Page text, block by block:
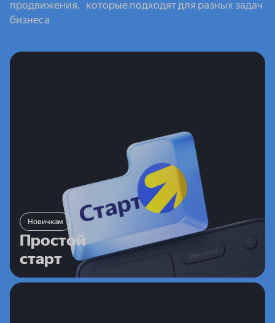
продвижения, которые подходят для разных задач
бизнеса
Простой
старт
Новичкам
Для тех, кто только начинает работать
с продвижением в интернете. Директ сам создаст
объявления, подберёт аудиторию и настроит
кампанию — достаточно указать ссылку на площадку